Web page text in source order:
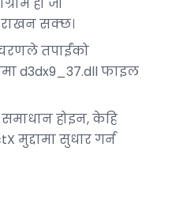
सक्छ।
चरणले तपाईंको
d3dx9_37.dll फाइल
होइन, केहि
मुद्दामा सुधार गर्न